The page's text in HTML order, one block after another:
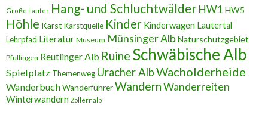
Große Lauter Hang- und SchluchtwälderHW1 HW5
Höhle Karst Karstquelle Kinder Kinderwagen Lautertal
Lehrpfad Literatur Museum Münsinger Alb Naturschutzgebiet
Pfullingen Reutlinger Alb Ruine Schwäbische Alb
Spielplatz Themenweg Uracher AlbWacholderheide
WanderbuchWanderführerWandernWanderreiten
Winterwandern Zollernalb